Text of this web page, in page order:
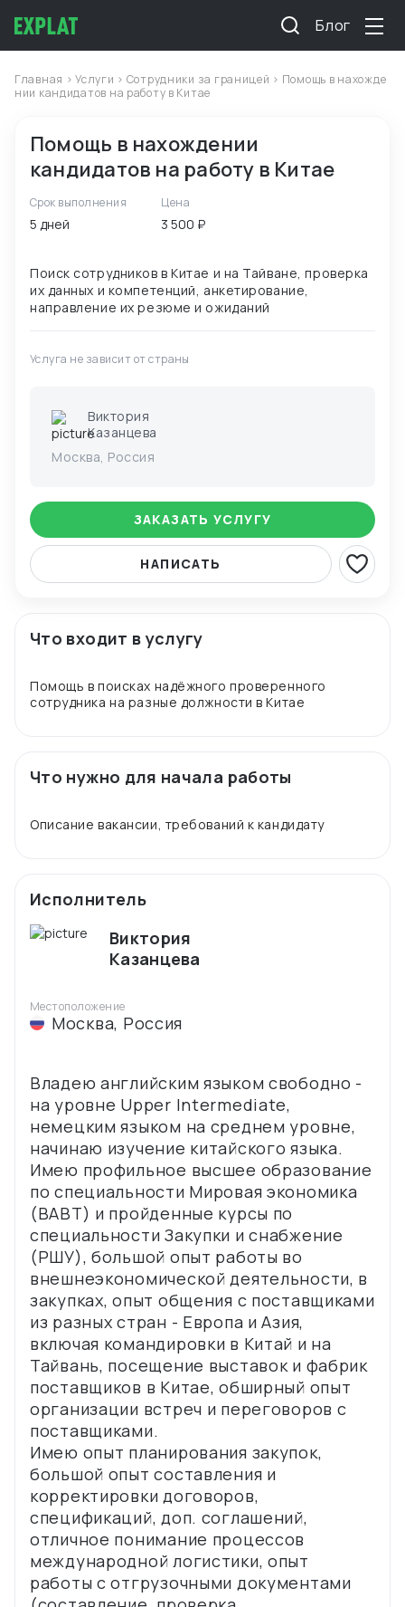
Блог
Главная >Услуги > Сотрудники за границей > Помощь в нахожде
нии кандидатов на работу в Китае
Помощь в нахождении
кандидатов на работу в Китае
Срок выполнения
5 дней
Цена
3 500 ₽
Поиск сотрудников в Китае и на Тайване, проверка
их данных и компетенций, анкетирование,
Услуга не зависит от страны
Виктория
Казанцева
Москва, Россия
ЗАКАЗАТЬ УСЛУГУ
НАПИСАТЬ
Что входит в услугу
Помощь в поисках надёжного проверенного
Что нужно для начала работы
Описание вакансии, требований к кандидату
Исполнитель
Виктория
Казанцева
Местоположение
Москва, Россия
Владею английским языком свободно -
на уровне Upper Intermediate,
немецким языком на среднем уровне,
начинаю изучение китайского языка.
Имею профильное высшее образование
по специальности Мировая экономика
(ВАВТ) и пройденные курсы по
специальности Закупки и снабжение
(РШУ), большой опыт работы во
внешнеэкономической деятельности, в
закупках, опыт общения с поставщиками
из разных стран - Европа и Азия,
включая командировки в Китай и на
Тайвань, посещение выставок и фабрик
поставщиков в Китае, обширный опыт
организации встреч и переговоров с
поставщиками.
Имею опыт планирования закупок,
большой опыт составления и
корректировки договоров,
спецификаций, доп. соглашений,
отличное понимание процессов
международной логистики, опыт
работы с отгрузочными документами